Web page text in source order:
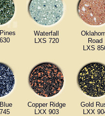
Waterfall
LXS 720
Road
LXS
Copper Ridge
LXX 903
Gold
LXX